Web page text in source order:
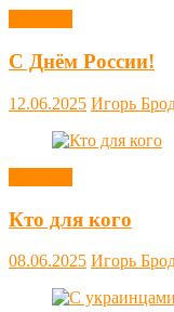
С Днём России!
12.06.2025 Игорь
Кто для кого
08.06.2025 Игорь